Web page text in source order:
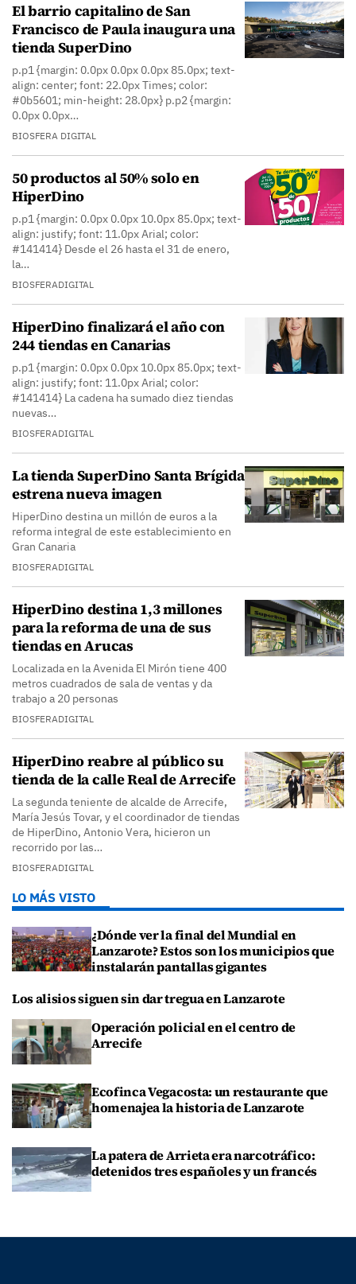
El barrio capitalino de San
Francisco de Paula inaugura una
tienda SuperDino
p.p1 {margin: 0.0px 0.0px 0.0px 85.0px; text-
align: center; font: 22.0px Times; color:
#0b5601; min-height: 28.0px} p.p2 {margin:
0.0px 0.0px…
BIOSFERA DIGITAL
50 productos al 50% solo en
HiperDino
p.p1 {margin: 0.0px 0.0px 10.0px 85.0px; text-
align: justify; font: 11.0px Arial; color:
#141414} Desde el 26 hasta el 31 de enero,
la…
BIOSFERADIGITAL
HiperDino finalizará el año con
244 tiendas en Canarias
p.p1 {margin: 0.0px 0.0px 10.0px 85.0px; text-
align: justify; font: 11.0px Arial; color:
#141414} La cadena ha sumado diez tiendas
nuevas…
BIOSFERADIGITAL
La tienda SuperDino Santa Brígida
estrena nueva imagen
HiperDino destina un millón de euros a la
reforma integral de este establecimiento en
Gran Canaria
BIOSFERADIGITAL
HiperDino destina 1,3 millones
para la reforma de una de sus
tiendas en Arucas
Localizada en la Avenida El Mirón tiene 400
metros cuadrados de sala de ventas y da
trabajo a 20 personas
BIOSFERADIGITAL
HiperDino reabre al público su
tienda de la calle Real de Arrecife
La segunda teniente de alcalde de Arrecife,
María Jesús Tovar, y el coordinador de tiendas
de HiperDino, Antonio Vera, hicieron un
recorrido por las…
BIOSFERADIGITAL
LO MÁS VISTO
¿Dónde ver la final del Mundial en
Lanzarote? Estos son los municipios que
instalarán pantallas gigantes
Los alisios siguen sin dar tregua en Lanzarote
Operación policial en el centro de
Arrecife
Ecofinca Vegacosta: un restaurante que
homenajea la historia de Lanzarote
La patera de Arrieta era narcotráfico:
detenidos tres españoles y un francés